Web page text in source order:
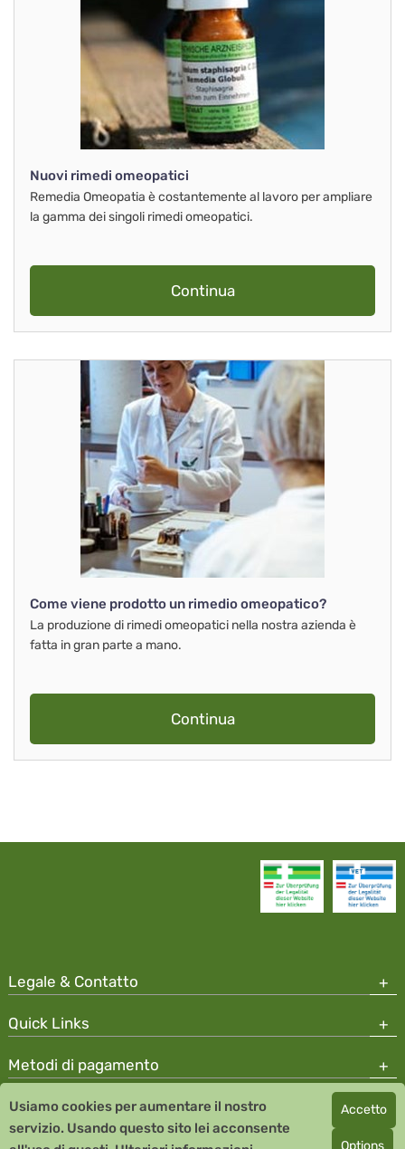
Nuovi rimedi omeopatici
Remedia Omeopatia è costantemente al lavoro per ampliare
la gamma dei singoli rimedi omeopatici.
Continua
Come viene prodotto un rimedio omeopatico?
La produzione di rimedi omeopatici nella nostra azienda è
fatta in gran parte a mano.
Continua
Legale & Contatto
Quick Links
Metodi di pagamento
Copyright © 2026 Team Santé Salvator Apotheke
Remedia Homeopathy GmbH GMP certified pharmaceutical
Usiamo cookies per aumentare il nostro
servizio. Usando questo sito lei acconsente
Accetto
Options